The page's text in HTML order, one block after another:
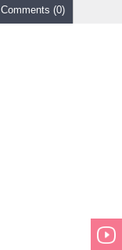
Comments (0)